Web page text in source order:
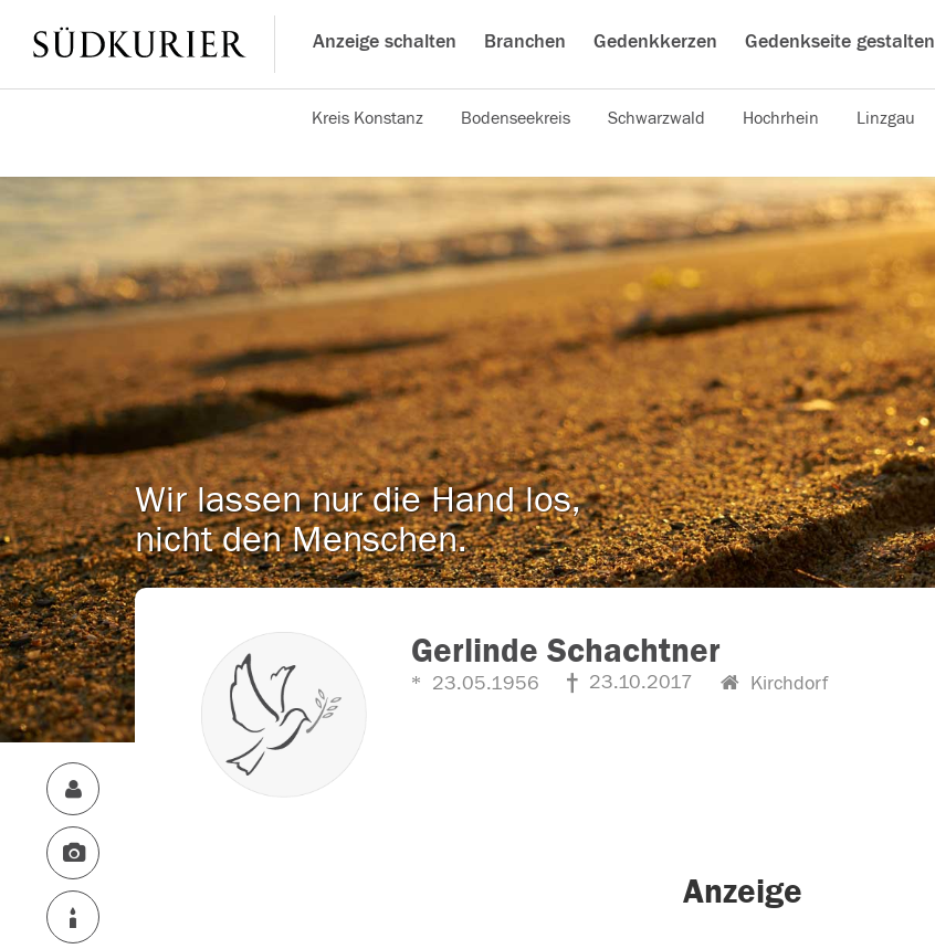
Anzeige schalten Branchen Gedenkkerzen Gedenkseite gestalten
Kreis Konstanz Bodenseekreis Schwarzwald Hochrhein Linzgau
Wir lassen nur die Hand los,
nicht den Menschen.
Gerlinde Schachtner
23.05.1956 23.10.2017 Kirchdorf
Anzeige